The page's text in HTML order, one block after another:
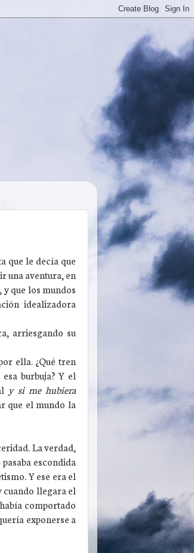
que le decía que
una aventura, en
que los mundos
idealizadora
arriesgando su
ella. ¿Qué tren
burbuja? Y el
y si me hubiera
que el mundo la
La verdad,
escondida
Y ese era el
cuando llegara el
comportado
exponerse a